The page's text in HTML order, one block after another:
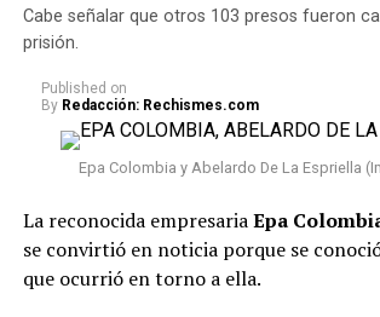
Cabe señalar que otros 103 presos fueron
prisión.
Published on
By Redacción: Rechismes.com
Epa Colombia y Abelardo De La Espriella
La reconocida empresariaEpa
se convirtió en noticia porque se
que ocurrió en torno a ella.